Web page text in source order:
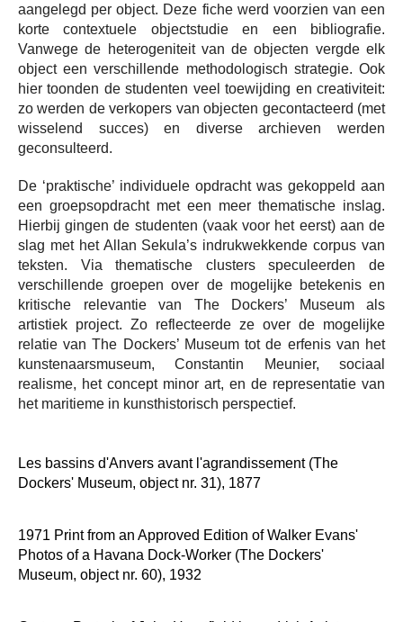
aangelegd per object. Deze fiche werd voorzien van een
korte contextuele objectstudie en een bibliografie.
Vanwege de heterogeniteit van de objecten vergde elk
object een verschillende methodologisch strategie. Ook
hier toonden de studenten veel toewijding en creativiteit:
zo werden de verkopers van objecten gecontacteerd (met
wisselend succes) en diverse archieven werden
geconsulteerd.
De ‘praktische’ individuele opdracht was gekoppeld aan
een groepsopdracht met een meer thematische inslag.
Hierbij gingen de studenten (vaak voor het eerst) aan de
slag met het Allan Sekula’s indrukwekkende corpus van
teksten. Via thematische clusters speculeerden de
verschillende groepen over de mogelijke betekenis en
kritische relevantie van The Dockers’ Museum als
artistiek project. Zo reflecteerde ze over de mogelijke
relatie van The Dockers’ Museum tot de erfenis van het
kunstenaarsmuseum, Constantin Meunier, sociaal
realisme, het concept minor art, en de representatie van
het maritieme in kunsthistorisch perspectief.
Les bassins d'Anvers avant l'agrandissement (The
Dockers' Museum, object nr. 31), 1877
1971 Print from an Approved Edition of Walker Evans'
Photos of a Havana Dock-Worker (The Dockers'
Museum, object nr. 60), 1932